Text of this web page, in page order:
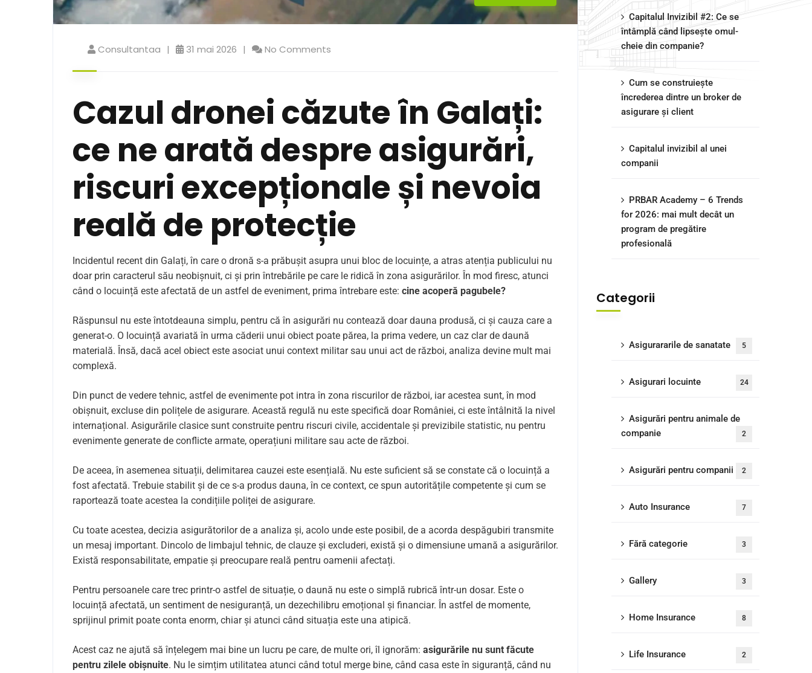
Consultantaa 31 mai 2026 No Comments
Cazul dronei căzute în Galați:
ce ne arată despre asigurări,
riscuri excepționale și nevoia
reală de protecție
Incidentul recent din Galați, în care o dronă s-a prăbușit asupra unui bloc de locuințe, a atras atenția publicului nu
doar prin caracterul său neobișnuit, ci și prin întrebările pe care le ridică în zona asigurărilor. În mod firesc, atunci
când o locuință este afectată de un astfel de eveniment, prima întrebare este: cine acoperă pagubele?
Răspunsul nu este întotdeauna simplu, pentru că în asigurări nu contează doar dauna produsă, ci și cauza care a
generat-o. O locuință avariată în urma căderii unui obiect poate părea, la prima vedere, un caz clar de daună
materială. Însă, dacă acel obiect este asociat unui context militar sau unui act de război, analiza devine mult mai
complexă.
Din punct de vedere tehnic, astfel de evenimente pot intra în zona riscurilor de război, iar acestea sunt, în mod
obișnuit, excluse din polițele de asigurare. Această regulă nu este specifică doar României, ci este întâlnită la nivel
internațional. Asigurările clasice sunt construite pentru riscuri civile, accidentale și previzibile statistic, nu pentru
evenimente generate de conflicte armate, operațiuni militare sau acte de război.
De aceea, în asemenea situații, delimitarea cauzei este esențială. Nu este suficient să se constate că o locuință a
fost afectată. Trebuie stabilit și de ce s-a produs dauna, în ce context, ce spun autoritățile competente și cum se
raportează toate acestea la condițiile poliței de asigurare.
Cu toate acestea, decizia asigurătorilor de a analiza și, acolo unde este posibil, de a acorda despăgubiri transmite
un mesaj important. Dincolo de limbajul tehnic, de clauze și excluderi, există și o dimensiune umană a asigurărilor.
Există responsabilitate, empatie și preocupare reală pentru oamenii afectați.
Pentru persoanele care trec printr-o astfel de situație, o daună nu este o simplă rubrică într-un dosar. Este o
locuință afectată, un sentiment de nesiguranță, un dezechilibru emoțional și financiar. În astfel de momente,
sprijinul primit poate conta enorm, chiar și atunci când situația este una atipică.
Acest caz ne ajută să înțelegem mai bine un lucru pe care, de multe ori, îl ignorăm: asigurările nu sunt făcute
pentru zilele obișnuite. Nu le simțim utilitatea atunci când totul merge bine, când casa este în siguranță, când nu
Capitalul Invizibil #2: Ce se
întâmplă când lipsește omul-
cheie din companie?
Cum se construiește
încrederea dintre un broker de
asigurare și client
Capitalul invizibil al unei
companii
PRBAR Academy – 6 Trends
for 2026: mai mult decât un
program de pregătire
profesională
Categorii
Asigurararile de sanatate 5
Asigurari locuinte 24
Asigurări pentru animale de
companie
2
Asigurări pentru companii 2
Auto Insurance 7
Fără categorie 3
Gallery 3
Home Insurance 8
Life Insurance 2